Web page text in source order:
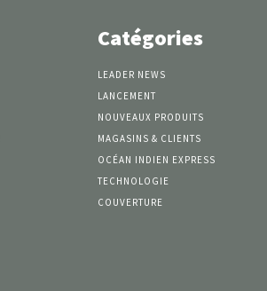
Catégories
LEADER NEWS
LANCEMENT
NOUVEAUX PRODUITS
MAGASINS & CLIENTS
OCÉAN INDIEN EXPRESS
TECHNOLOGIE
COUVERTURE